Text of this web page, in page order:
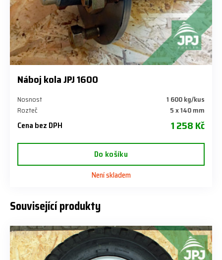
Náboj kola JPJ 1600
Nosnost
1 600 kg/kus
Rozteč
5 x 140 mm
Cena bez DPH 1 258 Kč
Do košíku
Není skladem
Související produkty